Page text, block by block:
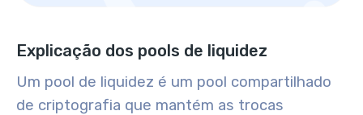
Explicação dos pools de liquidez
Um pool de liquidez é um pool compartilhado
de criptografia que mantém as trocas